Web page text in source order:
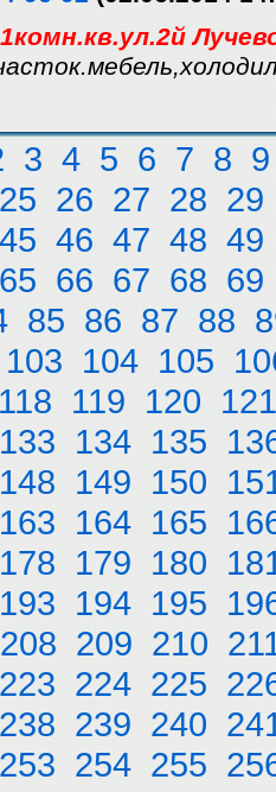
3 4 5 6 7 8 9
25 26 27 28 29
45 46 47 48 49
65 66 67 68 69
85 86 87 88
103 104 105
118 119 120 121
133 134 135
148 149 150
163 164 165
178 179 180
193 194 195
208 209 210
223 224 225
238 239 240
253 254 255